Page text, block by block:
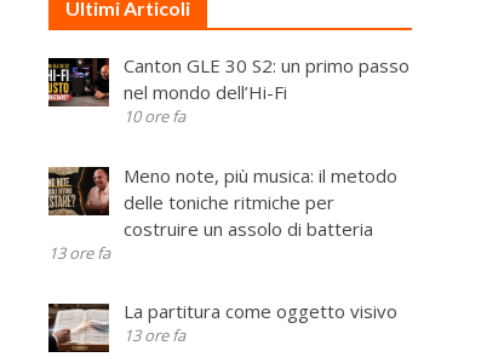
Ultimi Articoli
Canton GLE 30 S2: un primo passo
nel mondo dell’Hi-Fi
10 ore fa
Meno note, più musica: il metodo
delle toniche ritmiche per
costruire un assolo di batteria
13 ore fa
La partitura come oggetto visivo
13 ore fa